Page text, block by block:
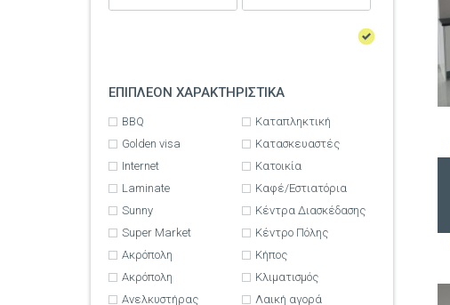
ΕΠΙΠΛΕΟΝ ΧΑΡΑΚΤΗΡΙΣΤΙΚΑ
BBQ
Golden visa
Internet
Laminate
Sunny
Super Market
Ακρόπολη
Ακρόπολη
Ανελκυστήρας
Καταπληκτική
Κατασκευαστές
Κατοικία
Καφέ/Εστιατόρια
Κέντρα Διασκέδασης
Κέντρο Πόλης
Κήπος
Κλιματισμός
Λαική αγορά